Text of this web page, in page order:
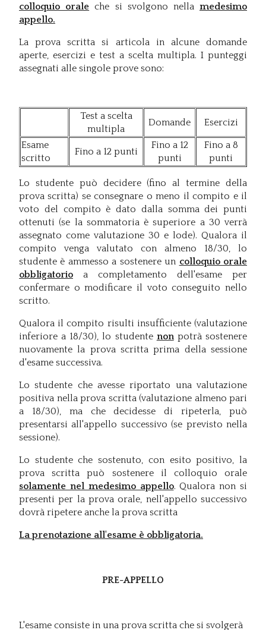
colloquio orale che si svolgono nellamedesimo
appello.
La prova scritta si articola in alcune domande
aperte, esercizi e test a scelta multipla. I punteggi
assegnati alle singole prove sono:
Test a scelta
multipla
Domande Esercizi
Esame
scritto
Fino a 12 punti
Fino a 12
punti
Fino a 8
punti
Lo studente può decidere (fino al termine della
prova scritta) se consegnare o meno il compito e il
voto del compito è dato dalla somma dei punti
ottenuti (se la sommatoria è superiore a 30 verrà
assegnato come valutazione 30 e lode). Qualora il
compito venga valutato con almeno 18/30, lo
studente è ammesso a sostenere un colloquio orale
obbligatorio a completamento dell'esame per
confermare o modificare il voto conseguito nello
scritto.
Qualora il compito risulti insufficiente (valutazione
inferiore a 18/30), lo studente nonpotrà sostenere
nuovamente la prova scritta prima della sessione
d'esame successiva.
Lo studente che avesse riportato una valutazione
positiva nella prova scritta (valutazione almeno pari
a 18/30), ma che decidesse di ripeterla, può
presentarsi all'appello successivo (se previsto nella
sessione).
Lo studente che sostenuto, con esito positivo, la
prova scritta può sostenere il colloquio orale
solamente nel medesimo appello. Qualora non si
presenti per la prova orale, nell'appello successivo
dovrà ripetere anche la prova scritta
La prenotazione all'esame è obbligatoria.
PRE-APPELLO
L'esame consiste in una prova scritta che si svolgerà